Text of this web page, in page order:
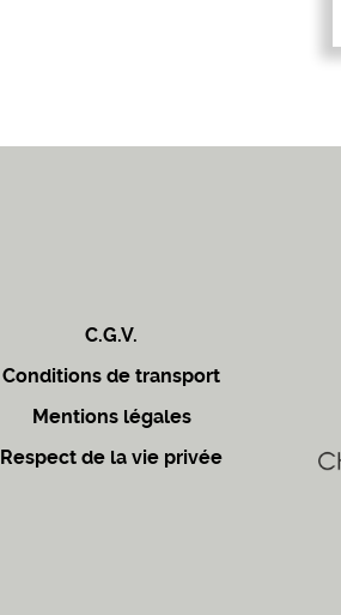
C.G.V.
Conditions de transport
Mentions légales
Respect de la vie privée